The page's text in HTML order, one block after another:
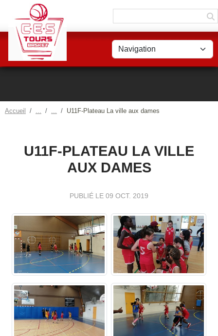
Accueil U11F-Plateau La ville aux dames
U11F-PLATEAU LA VILLE
AUX DAMES
PUBLIÉ LE 09 OCT. 2019
Panneau de gestion des cookies